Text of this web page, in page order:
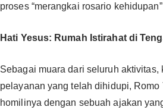
proses “merangkai rosario
Hati Yesus: Rumah Istirahat di
Sebagai muara dari seluruh aktivitas,
pelayanan yang telah dihidupi, Romo
homilinya dengan sebuah ajakan